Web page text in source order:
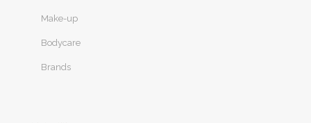
Make-up
Bodycare
Brands